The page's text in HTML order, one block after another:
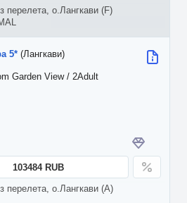
перелета, о.Лангкави (F)
5* (Лангкави)
Garden View / 2Adult
103484 RUB
перелета, о.Лангкави (A)